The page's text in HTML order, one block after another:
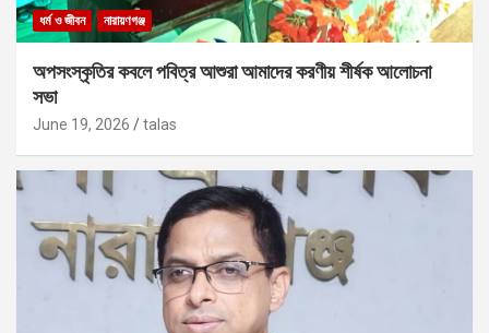
ধর্ম ও জীবন নারায়ণগঞ্জ
অপসংস্কৃতির কবলে পবিত্র আশুরা আমাদের করণীয় শীর্ষক আলোচনা
সভা
June 19, 2026 talas